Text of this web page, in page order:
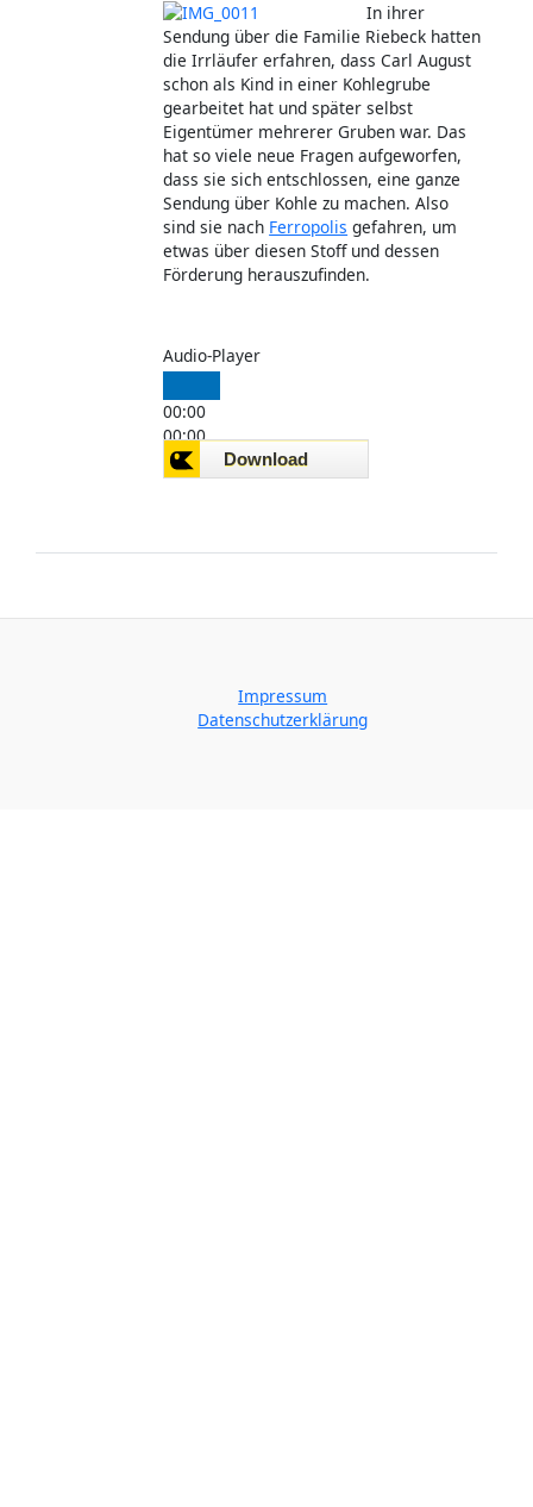
In ihrer
Sendung über die Familie Riebeck hatten
die Irrläufer erfahren, dass Carl August
schon als Kind in einer Kohlegrube
gearbeitet hat und später selbst
Eigentümer mehrerer Gruben war. Das
hat so viele neue Fragen aufgeworfen,
dass sie sich entschlossen, eine ganze
Sendung über Kohle zu machen. Also
sind sie nach Ferropolis gefahren, um
etwas über diesen Stoff und dessen
Förderung herauszufinden.
Audio-Player
00:00
00:00
00:00
Impressum
Datenschutzerklärung